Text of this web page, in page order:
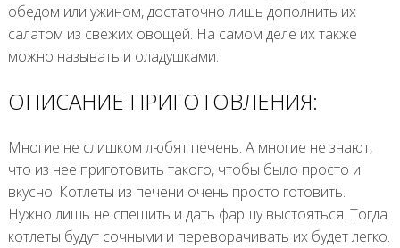
обедом или ужином, достаточно лишь дополнить их
салатом из свежих овощей. На самом деле их также
можно называть и оладушками.
ОПИСАНИЕ ПРИГОТОВЛЕНИЯ:
Многие не слишком любят печень. А многие не знают,
что из нее приготовить такого, чтобы было просто и
вкусно. Котлеты из печени очень просто готовить.
Нужно лишь не спешить и дать фаршу выстояться. Тогда
котлеты будут сочными и переворачивать их будет легко.